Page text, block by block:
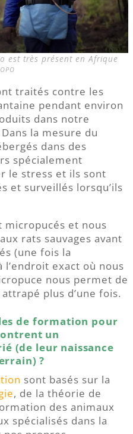
est très présent en Afrique
traités contre les
pendant environ
dans notre
la mesure du
dans des
spécialement
le stress et ils sont
et surveillés lorsqu’ils
micropucés et nous
rats sauvages avant
(une fois la
exact où nous
nous permet de
plus d’une fois.
de formation pour
un
(de leur naissance
?
sont basés sur la
, de la théorie de
des animaux
spécialisés dans la